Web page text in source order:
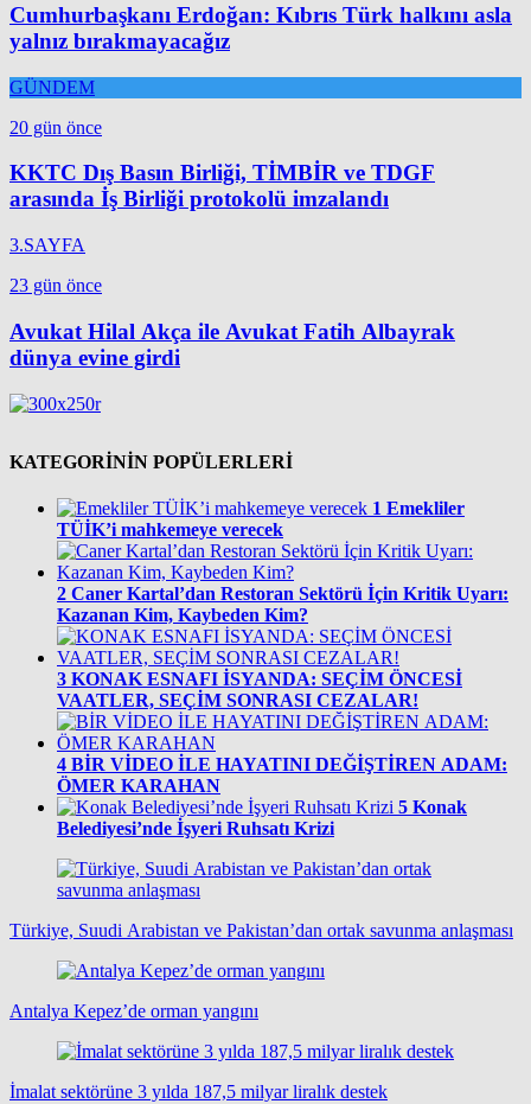
Cumhurbaşkanı Erdoğan: Kıbrıs Türk halkını asla
yalnız bırakmayacağız
GÜNDEM
20 gün önce
KKTC Dış Basın Birliği, TİMBİR ve TDGF
arasında İş Birliği protokolü imzalandı
3.SAYFA
23 gün önce
Avukat Hilal Akça ile Avukat Fatih Albayrak
dünya evine girdi
KATEGORİNİN POPÜLERLERİ
1 Emekliler
TÜİK’i mahkemeye verecek
2 Caner Kartal’dan Restoran Sektörü İçin Kritik Uyarı:
Kazanan Kim, Kaybeden Kim?
3 KONAK ESNAFI İSYANDA: SEÇİM ÖNCESİ
VAATLER, SEÇİM SONRASI CEZALAR!
4 BİR VİDEO İLE HAYATINI DEĞİŞTİREN ADAM:
ÖMER KARAHAN
5 Konak
Belediyesi’nde İşyeri Ruhsatı Krizi
Türkiye, Suudi Arabistan ve Pakistan’dan ortak savunma anlaşması
Antalya Kepez’de orman yangını
İmalat sektörüne 3 yılda 187,5 milyar liralık destek